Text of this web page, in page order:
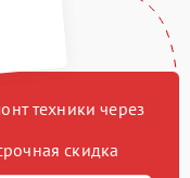
техники через
скидка